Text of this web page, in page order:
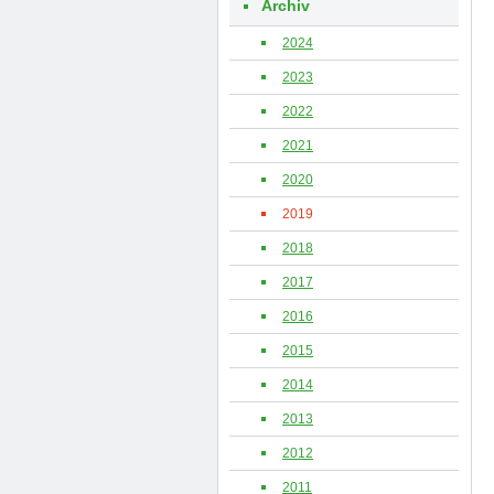
Archiv
2024
2023
2022
2021
2020
2019
2018
2017
2016
2015
2014
2013
2012
2011